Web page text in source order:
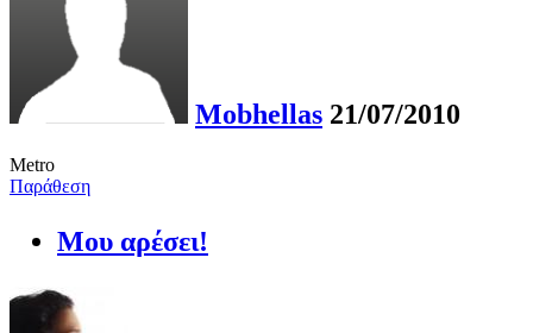
Mobhellas 21/07/2010
Metro
Παράθεση
Μου αρέσει!